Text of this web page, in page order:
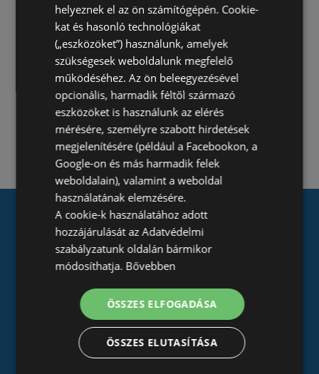
Töltse leProspecto.hu
alkalmazásunkat:
a termékek és a akciós újságok között
Tervezze meg vásárlását könyvjelzőink
segítségével
Tudja meg, mikor érkeznek új akciós újságok
helyeznek el az ön számítógépén. Cookie-
kat és hasonló technológiákat
(„eszközöket”) használunk, amelyek
szükségesek weboldalunk megfelelő
működéséhez. Az ön beleegyezésével
opcionális, harmadik féltől származó
eszközöket is használunk az elérés
mérésére, személyre szabott hirdetések
megjelenítésére (például a Facebookon, a
Google-on és más harmadik felek
weboldalain), valamint a weboldal
használatának elemzésére.
A cookie-k használatához adott
hozzájárulását az Adatvédelmi
szabályzatunk oldalán bármikor
módosíthatja. Bővebben
ÖSSZES ELFOGADÁSA
ÖSSZES ELUTASÍTÁSA